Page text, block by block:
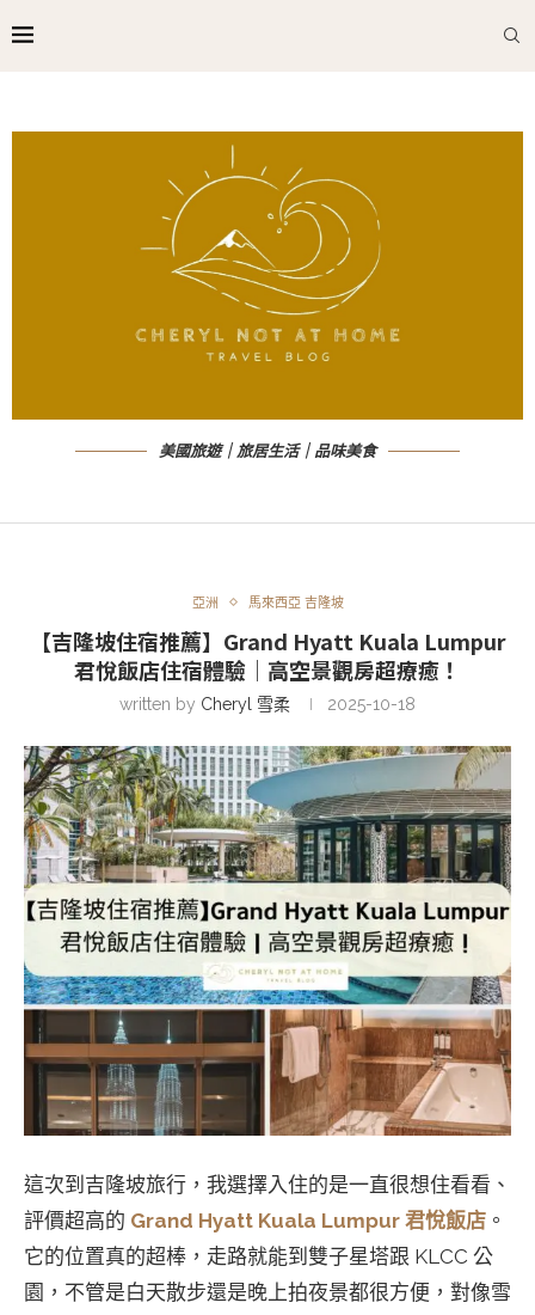
美國旅遊｜旅居生活｜品味美食
亞洲 馬來西亞 吉隆坡
【吉隆坡住宿推薦】Grand Hyatt Kuala Lumpur
君悅飯店住宿體驗｜高空景觀房超療癒！
written by Cheryl 雪柔 2025-10-18
這次到吉隆坡旅行，我選擇入住的是一直很想住看看、
評價超高的 Grand Hyatt Kuala Lumpur 君悅飯店 。
它的位置真的超棒，走路就能到雙子星塔跟 KLCC 公
園，不管是白天散步還是晚上拍夜景都很方便，對像雪